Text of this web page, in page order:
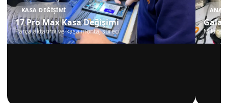
KASA DEĞIŞIMI
17 Pro Max Kasa Değişimi
Parça aktarımı ve kasa montaj süreci